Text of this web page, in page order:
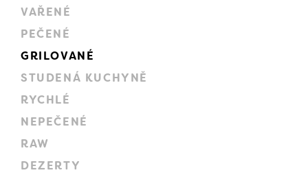
VAŘENÉ
PEČENÉ
GRILOVANÉ
STUDENÁ KUCHYNĚ
RYCHLÉ
NEPEČENÉ
RAW
DEZERTY